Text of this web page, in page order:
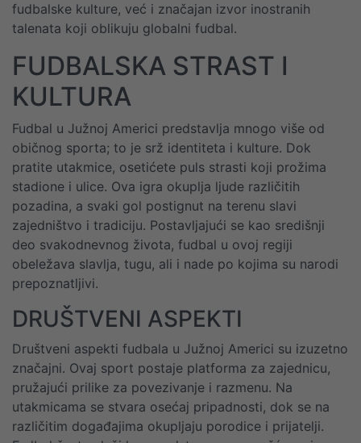
fudbalske kulture, već i značajan izvor inostranih
talenata koji oblikuju globalni fudbal.
FUDBALSKA STRAST I
KULTURA
Fudbal u Južnoj Americi predstavlja mnogo više od
običnog sporta; to je srž identiteta i kulture. Dok
pratite utakmice, osetićete puls strasti koji prožima
stadione i ulice. Ova igra okuplja ljude različitih
pozadina, a svaki gol postignut na terenu slavi
zajedništvo i tradiciju. Postavljajući se kao središnji
deo svakodnevnog života, fudbal u ovoj regiji
obeležava slavlja, tugu, ali i nade po kojima su narodi
prepoznatljivi.
DRUŠTVENI ASPEKTI
Društveni aspekti fudbala u Južnoj Americi su izuzetno
značajni. Ovaj sport postaje platforma za zajednicu,
pružajući prilike za povezivanje i razmenu. Na
utakmicama se stvara osećaj pripadnosti, dok se na
različitim događajima okupljaju porodice i prijatelji.